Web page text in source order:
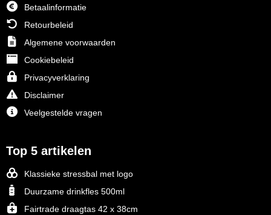
Betaalinformatie
Retourbeleid
Algemene voorwaarden
Cookiebeleid
Privacyverklaring
Disclaimer
Veelgestelde vragen
Top 5 artikelen
Klassieke stressbal met logo
Duurzame drinkfles 500ml
Fairtrade draagtas 42 x 38cm